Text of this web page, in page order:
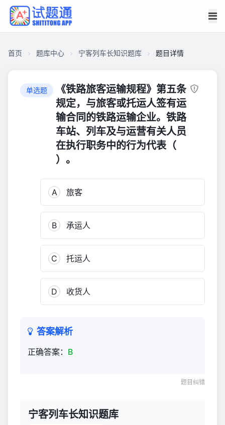
首页 题库中心 宁客列车长知识题库 题目详情
单选题
《铁路旅客运输规程》第五条
规定，与旅客或托运人签有运
输合同的铁路运输企业。铁路
车站、列车及与运营有关人员
在执行职务中的行为代表（
）。
A 旅客
B 承运人
C 托运人
D 收货人
答案解析
正确答案： B
题目纠错
宁客列车长知识题库